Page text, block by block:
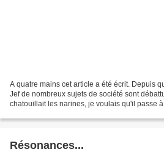
A quatre mains cet article a été écrit. Depuis
Jef de nombreux sujets de société sont
chatouillait les narines, je voulais qu'il passe
Résonances...